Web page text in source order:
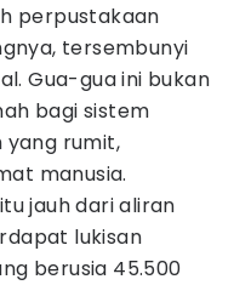
perpustakaan
tersembunyi
Gua-gua ini bukan
bagi sistem
yang rumit,
manusia.
jauh dari aliran
lukisan
berusia 45.500